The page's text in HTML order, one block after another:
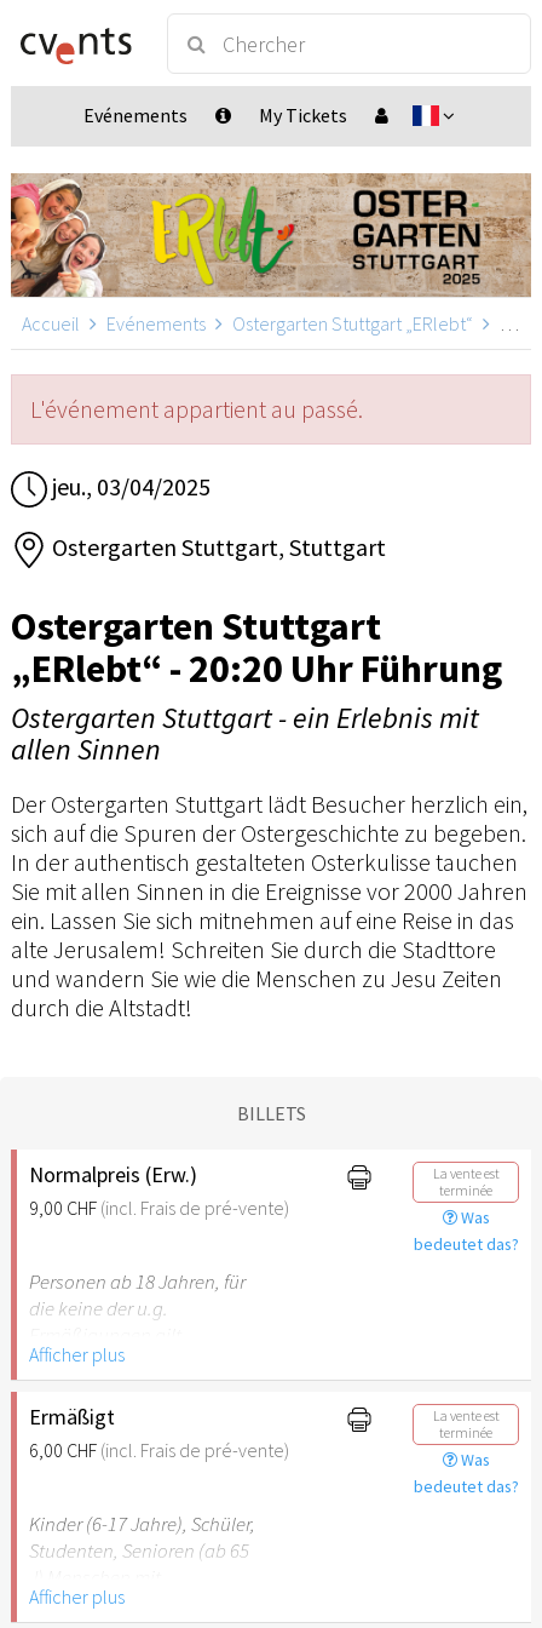
Evénements My Tickets
Accueil Evénements Ostergarten Stuttgart „ERlebt“
L'événement appartient au passé.
jeu., 03/04/2025
Ostergarten Stuttgart, Stuttgart
Ostergarten Stuttgart
„ERlebt“ - 20:20 Uhr Führung
Ostergarten Stuttgart - ein Erlebnis mit
allen Sinnen
Der Ostergarten Stuttgart lädt Besucher herzlich ein,
sich auf die Spuren der Ostergeschichte zu begeben.
In der authentisch gestalteten Osterkulisse tauchen
Sie mit allen Sinnen in die Ereignisse vor 2000 Jahren
ein. Lassen Sie sich mitnehmen auf eine Reise in das
alte Jerusalem! Schreiten Sie durch die Stadttore
und wandern Sie wie die Menschen zu Jesu Zeiten
durch die Altstadt!
BILLETS
Normalpreis (Erw.)
9,00 CHF (incl. Frais de pré-vente)
La vente est
terminée
Was
bedeutet das?
Personen ab 18 Jahren, für
die keine der u.g.
Afficher plus
Ermäßigt
6,00 CHF (incl. Frais de pré-vente)
La vente est
terminée
Was
bedeutet das?
Kinder (6-17 Jahre), Schüler,
Studenten, Senioren (ab 65
Behinderung (ab 50%),
Afficher plus